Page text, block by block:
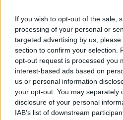
If you wish to opt-out of the sale,
processing of your personal or
targeted advertising by us,
section to confirm your selection.
opt-out request is processed you
interest-based ads based on
us or personal information
your opt-out. You may separately
disclosure of your personal
IAB’s list of downstream